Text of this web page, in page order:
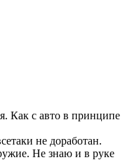
Как с авто в принципе
не доработан.
Не знаю и в руке